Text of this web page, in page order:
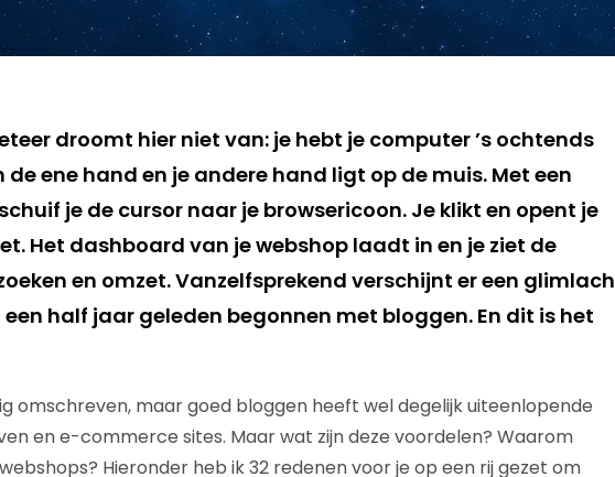
droomt hier niet van: je hebt je computer ’s ochtends
ene hand en je andere hand ligt op de muis. Met een
je de cursor naar je browsericoon. Je klikt en opent je
Het dashboard van je webshop laadt in en je ziet de
en omzet. Vanzelfsprekend verschijnt er een glimlach
een half jaar geleden begonnen met bloggen. En dit is het
omschreven, maar goed bloggen heeft wel degelijk uiteenlopende
en e-commerce sites. Maar wat zijn deze voordelen? Waarom
Hieronder heb ik 32 redenen voor je op een rij gezet om